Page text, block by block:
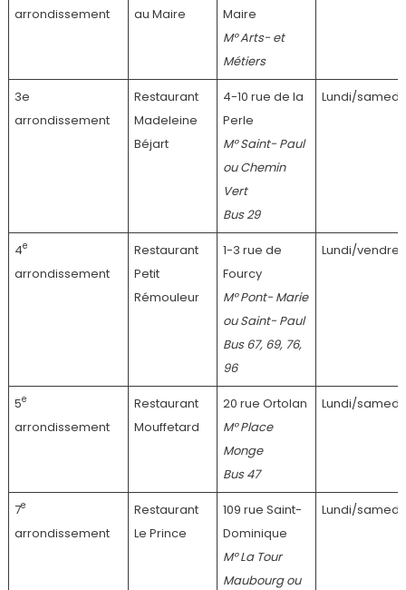
arrondissement
au Maire
Maire
M° Arts- et
Métiers
3e
arrondissement
Restaurant
Madeleine
Béjart
4-10 rue de la
Perle
M° Saint- Paul
ou Chemin
Vert
Bus 29
Lundi/samedi
4e
arrondissement
Restaurant
Petit
Rémouleur
1-3 rue de
Fourcy
M° Pont- Marie
ou Saint- Paul
Bus 67, 69, 76,
96
Lundi/
5e
arrondissement
Restaurant
Mouffetard
20 rue Ortolan
M° Place
Monge
Bus 47
Lundi/samedi
7e
arrondissement
Restaurant
Le Prince
109 rue Saint-
Dominique
M° La Tour
Maubourg ou
Lundi/samedi